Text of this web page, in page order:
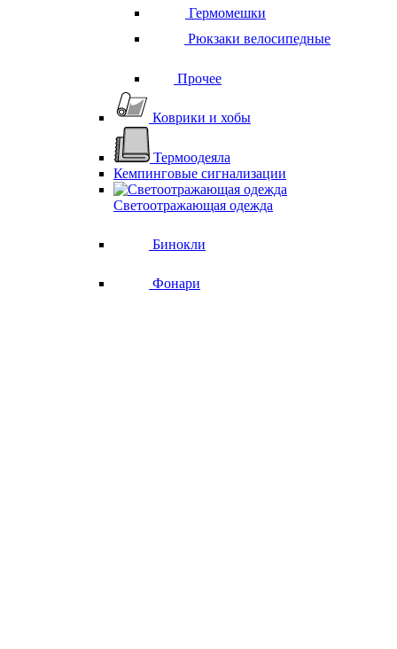
Гермомешки
Рюкзаки велосипедные
Прочее
Коврики и хобы
Термоодеяла
Кемпинговые сигнализации
Светоотражающая одежда
Бинокли
Фонари